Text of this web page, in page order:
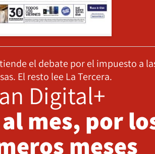
el debate por el impuesto a
El resto lee La Tercera.
Digital+
mes, por
meses